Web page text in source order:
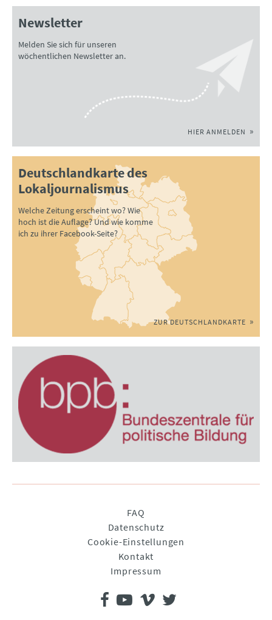
Newsletter
Melden Sie sich für unseren
wöchentlichen Newsletter an.
HIER ANMELDEN
Deutschlandkarte des
Lokaljournalismus
Welche Zeitung erscheint wo? Wie
hoch ist die Auflage? Und wie komme
ich zu ihrer Facebook-Seite?
ZUR DEUTSCHLANDKARTE
FAQ
Datenschutz
Cookie-Einstellungen
Kontakt
Impressum